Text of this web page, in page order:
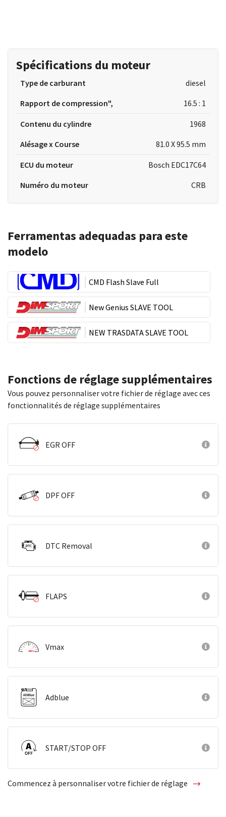
Spécifications du moteur
Type de carburant
diesel
Rapport de compression",
16.5 : 1
Contenu du cylindre
1968
Alésage x Course
81.0 X 95.5 mm
ECU du moteur
Bosch EDC17C64
Numéro du moteur
CRB
Ferramentas adequadas para este
modelo
CMD Flash Slave Full
New Genius SLAVE TOOL
NEW TRASDATA SLAVE TOOL
Fonctions de réglage supplémentaires
Vous pouvez personnaliser votre fichier de réglage avec ces
fonctionnalités de réglage supplémentaires
EGR OFF
DPF OFF
DTC Removal
FLAPS
Vmax
Adblue
START/STOP OFF
Commencez à personnaliser votre fichier de réglage